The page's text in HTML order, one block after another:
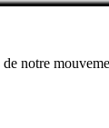
notre